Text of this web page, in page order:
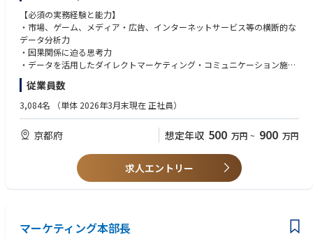
【必須の実務経験と能力】
・市場、ゲーム、メディア・広告、インターネットサービス等の横断的な
データ分析力
・因果関係に迫る思考力
・データを活用したダイレクトマーケティング・コミュニケーション施策
の提案力
・大規模データの運用・分析経験
※上記いずれかに関する実務経験3年以上
【望ましい業務経験・能力】
・統計解析や機械学習に関する知識・実務経験
・マーケットリサーチ（定量・定性）に関する知識・実務経験
・大規模データの集計、前処理に関するスキル・ノウハウ（SQL・Python
・量的・質的データをバランスよくニュートラルに捉えることができる方
従業員数
3,084名 （単体 2026年3月末現在 正社員）
京都府 想定年収 500 万円 ~ 900 万円
求人エントリー
マーケティング本部長